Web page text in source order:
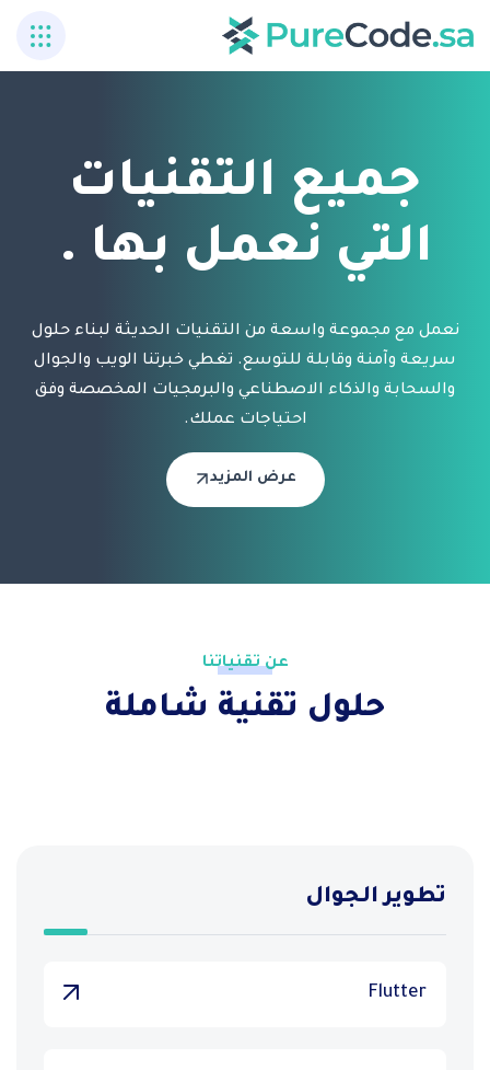
جميع التقنيات
التي نعمل بها .
نعمل مع مجموعة واسعة من التقنيات الحديثة لبناء حلول
سريعة وآمنة وقابلة للتوسع. تغطي خبرتنا الويب والجوال
والسحابة والذكاء الاصطناعي والبرمجيات المخصصة وفق
احتياجات عملك.
عرض المزيد
عن تقنياتنا
حلول تقنية شاملة
تطوير الجوال
Flutter